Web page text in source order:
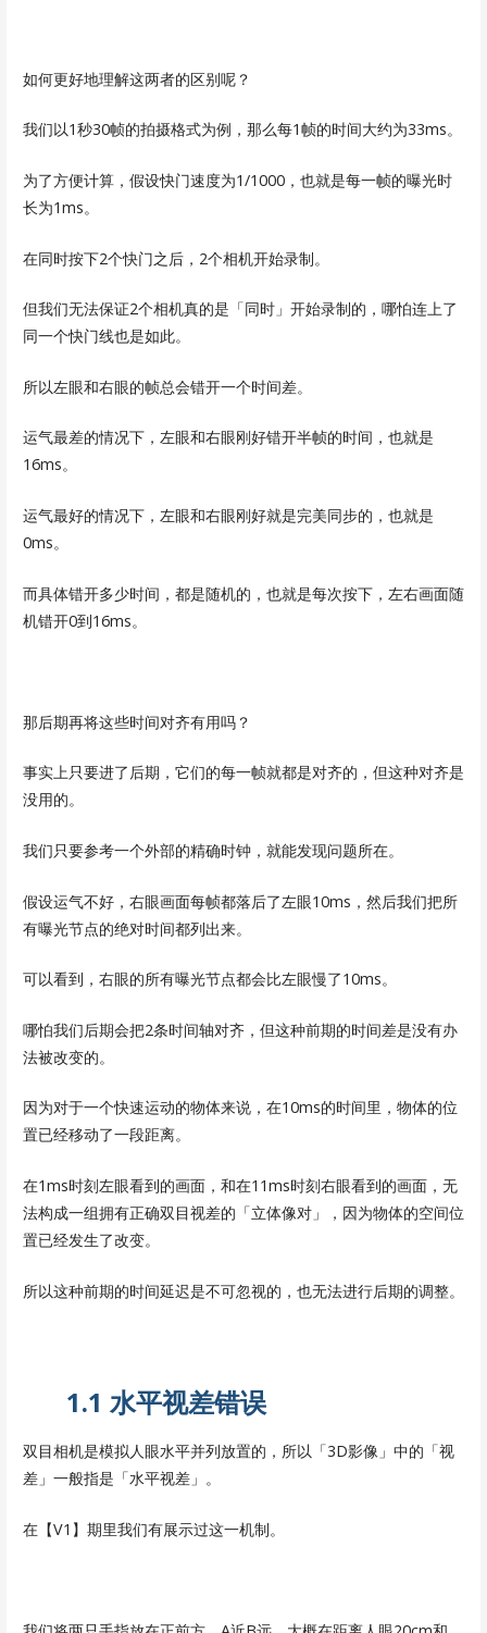
如何更好地理解这两者的区别呢？
我们以1秒30帧的拍摄格式为例，那么每1帧的时间大约为33ms。
为了方便计算，假设快门速度为1/1000，也就是每一帧的曝光时
长为1ms。
在同时按下2个快门之后，2个相机开始录制。
但我们无法保证2个相机真的是「同时」开始录制的，哪怕连上了
同一个快门线也是如此。
所以左眼和右眼的帧总会错开一个时间差。
运气最差的情况下，左眼和右眼刚好错开半帧的时间，也就是
16ms。
运气最好的情况下，左眼和右眼刚好就是完美同步的，也就是
0ms。
而具体错开多少时间，都是随机的，也就是每次按下，左右画面随
机错开0到16ms。
那后期再将这些时间对齐有用吗？
事实上只要进了后期，它们的每一帧就都是对齐的，但这种对齐是
没用的。
我们只要参考一个外部的精确时钟，就能发现问题所在。
假设运气不好，右眼画面每帧都落后了左眼10ms，然后我们把所
有曝光节点的绝对时间都列出来。
可以看到，右眼的所有曝光节点都会比左眼慢了10ms。
哪怕我们后期会把2条时间轴对齐，但这种前期的时间差是没有办
法被改变的。
因为对于一个快速运动的物体来说，在10ms的时间里，物体的位
置已经移动了一段距离。
在1ms时刻左眼看到的画面，和在11ms时刻右眼看到的画面，无
法构成一组拥有正确双目视差的「立体像对」，因为物体的空间位
置已经发生了改变。
所以这种前期的时间延迟是不可忽视的，也无法进行后期的调整。
1.1 水平视差错误
双目相机是模拟人眼水平并列放置的，所以「3D影像」中的「视
差」一般指是「水平视差」。
在【V1】期里我们有展示过这一机制。